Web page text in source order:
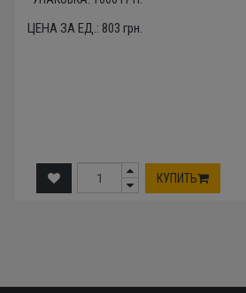
ЦЕНА ЗА ЕД.: 803 грн.
КУПИТЬ